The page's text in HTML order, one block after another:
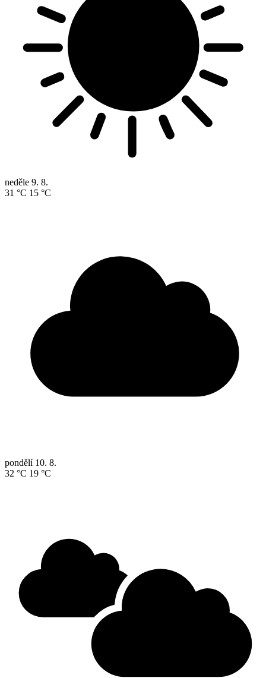
neděle 9. 8.
31 °C 15 °C
pondělí 10. 8.
32 °C 19 °C